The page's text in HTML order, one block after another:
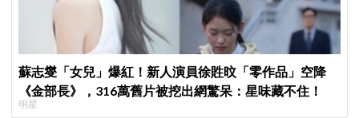
蘇志燮「女兒」爆紅！新人演員徐貹旼「零作品」空降
《金部長》，316萬舊片被挖出網驚呆：星味藏不住！
明星